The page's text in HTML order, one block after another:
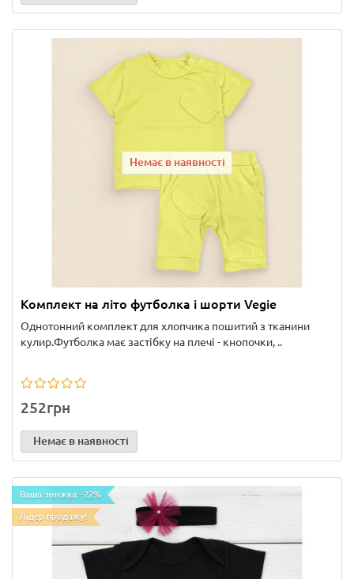
Немає в наявності
Комплект на літо футболка і шорти Vegie
Однотонний комплект для хлопчика пошитий з тканини
кулир.Футболка має застібку на плечі - кнопочки, ..
252грн
Немає в наявності
Ваша знижка: -22%
Лідер продажу!